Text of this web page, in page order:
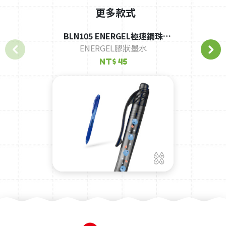
更多款式
BLN105 ENERGEL極速鋼珠
筆-0.5-黑桿
ENERGEL膠狀墨水
NT$ 45